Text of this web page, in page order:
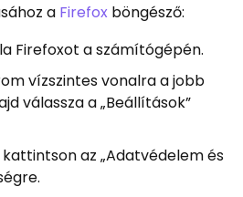
a Firefox böngésző:
Firefoxot a számítógépén.
vízszintes vonalra a jobb
válassza a „Beállítások”
az „Adatvédelem és